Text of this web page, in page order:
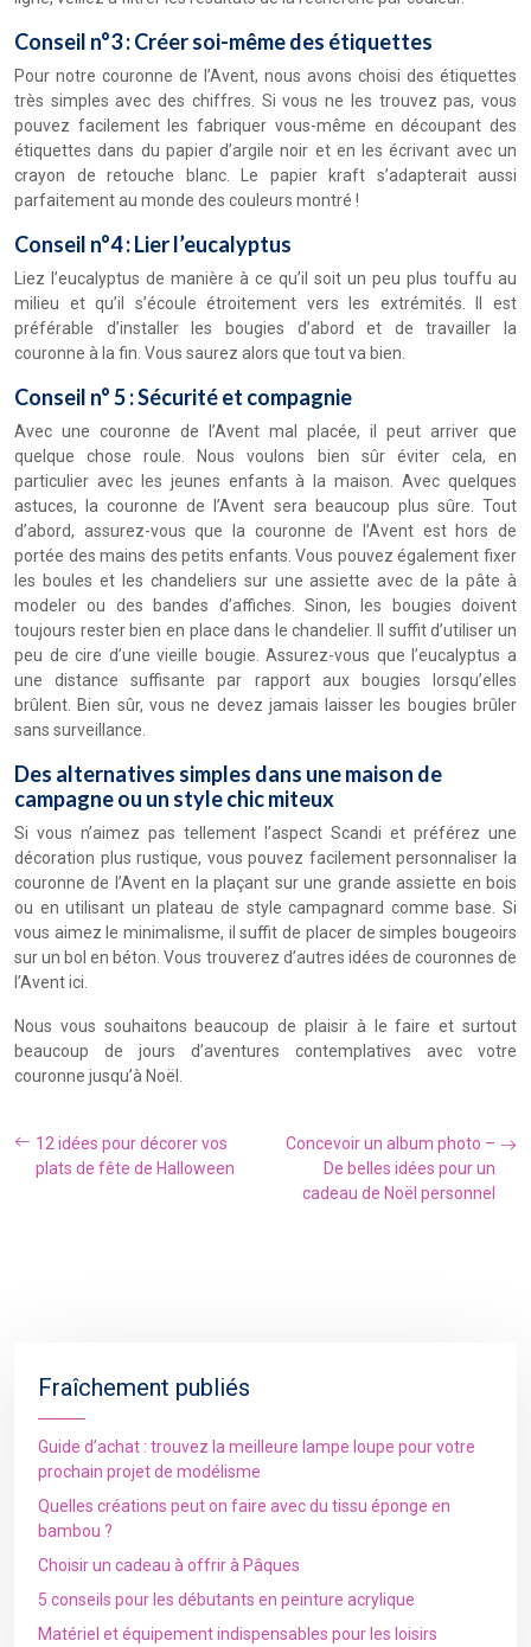
Conseil n°3 : Créer soi-même des étiquettes
Pour notre couronne de l’Avent, nous avons choisi des étiquettes
très simples avec des chiffres. Si vous ne les trouvez pas, vous
pouvez facilement les fabriquer vous-même en découpant des
étiquettes dans du papier d’argile noir et en les écrivant avec un
crayon de retouche blanc. Le papier kraft s’adapterait aussi
parfaitement au monde des couleurs montré !
Conseil n°4 : Lier l’eucalyptus
Liez l’eucalyptus de manière à ce qu’il soit un peu plus touffu au
milieu et qu’il s’écoule étroitement vers les extrémités. Il est
préférable d’installer les bougies d’abord et de travailler la
couronne à la fin. Vous saurez alors que tout va bien.
Conseil n° 5 : Sécurité et compagnie
Avec une couronne de l’Avent mal placée, il peut arriver que
quelque chose roule. Nous voulons bien sûr éviter cela, en
particulier avec les jeunes enfants à la maison. Avec quelques
astuces, la couronne de l’Avent sera beaucoup plus sûre. Tout
d’abord, assurez-vous que la couronne de l’Avent est hors de
portée des mains des petits enfants. Vous pouvez également fixer
les boules et les chandeliers sur une assiette avec de la pâte à
modeler ou des bandes d’affiches. Sinon, les bougies doivent
toujours rester bien en place dans le chandelier. Il suffit d’utiliser un
peu de cire d’une vieille bougie. Assurez-vous que l’eucalyptus a
une distance suffisante par rapport aux bougies lorsqu’elles
brûlent. Bien sûr, vous ne devez jamais laisser les bougies brûler
sans surveillance.
Des alternatives simples dans une maison de
campagne ou un style chic miteux
Si vous n’aimez pas tellement l’aspect Scandi et préférez une
décoration plus rustique, vous pouvez facilement personnaliser la
couronne de l’Avent en la plaçant sur une grande assiette en bois
ou en utilisant un plateau de style campagnard comme base. Si
vous aimez le minimalisme, il suffit de placer de simples bougeoirs
sur un bol en béton. Vous trouverez d’autres idées de couronnes de
l’Avent ici.
Nous vous souhaitons beaucoup de plaisir à le faire et surtout
beaucoup de jours d’aventures contemplatives avec votre
couronne jusqu’à Noël.
12 idées pour décorer vos
plats de fête de Halloween
Concevoir un album photo –
De belles idées pour un
cadeau de Noël personnel
Fraîchement publiés
Guide d’achat : trouvez la meilleure lampe loupe pour votre
prochain projet de modélisme
Quelles créations peut on faire avec du tissu éponge en
bambou ?
Choisir un cadeau à offrir à Pâques
5 conseils pour les débutants en peinture acrylique
Matériel et équipement indispensables pour les loisirs